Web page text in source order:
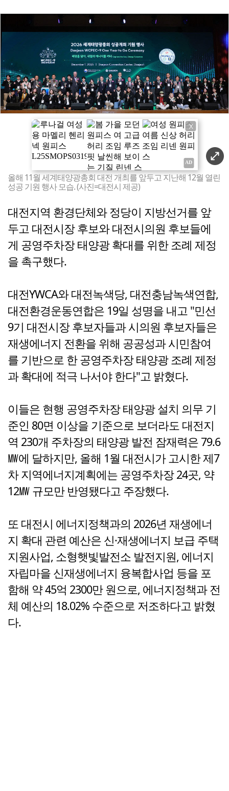
X
올해 11월 세계태양광총회 대전 개최를 앞두고 지난해 12월 열린
성공 기원 행사 모습. (사진=대전시 제공)
대전지역 환경단체와 정당이 지방선거를 앞
두고 대전시장 후보와 대전시의원 후보들에
게 공영주차장 태양광 확대를 위한 조례 제정
을 촉구했다.
대전YWCA와 대전녹색당, 대전충남녹색연합,
대전환경운동연합은 19일 성명을 내고 "민선
9기 대전시장 후보자들과 시의원 후보자들은
재생에너지 전환을 위해 공공성과 시민참여
를 기반으로 한 공영주차장 태양광 조례 제정
과 확대에 적극 나서야 한다"고 밝혔다.
이들은 현행 공영주차장 태양광 설치 의무 기
준인 80면 이상을 기준으로 보더라도 대전지
역 230개 주차장의 태양광 발전 잠재력은 79.6
㎿에 달하지만, 올해 1월 대전시가 고시한 제7
차 지역에너지계획에는 공영주차장 24곳, 약
12㎿ 규모만 반영됐다고 주장했다.
또 대전시 에너지정책과의 2026년 재생에너
지 확대 관련 예산은 신·재생에너지 보급 주택
지원사업, 소형햇빛발전소 발전지원, 에너지
자립마을 신재생에너지 융복합사업 등을 포
함해 약 45억 2300만 원으로, 에너지정책과 전
체 예산의 18.02% 수준으로 저조하다고 밝혔
다.